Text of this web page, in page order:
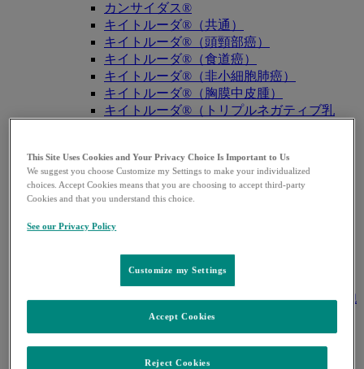
カンサイダス®
キイトルーダ®（共通）
キイトルーダ®（頭頸部癌）
キイトルーダ®（食道癌）
キイトルーダ®（非小細胞肺癌）
キイトルーダ®（胸膜中皮腫）
キイトルーダ®（トリプルネガティブ乳
キイトルーダ®（胆道癌）
キイトルーダ®（腎細胞癌）
キイトルーダ®（尿路上皮癌）
キイトルーダ®（子宮頸癌）
キイトルーダ®（古典的ホジキンリンパ
キイトルーダ®（原発性縦隔大細胞型B細胞
リンパ腫（PMBCL））
キイトルーダ®（MSI-High固形癌）
キイトルーダ®（MSI-High結腸・直腸癌）
キイトルーダ®（TMB-High固形癌）
This Site Uses Cookies and Your Privacy Choice Is Important to Us
We suggest you choose Customize my Settings to make your individualized
choices. Accept Cookies means that you are choosing to accept third-party
Cookies and that you understand this choice.
See our Privacy Policy
Customize my Settings
Reject Cookies
Accept Cookies